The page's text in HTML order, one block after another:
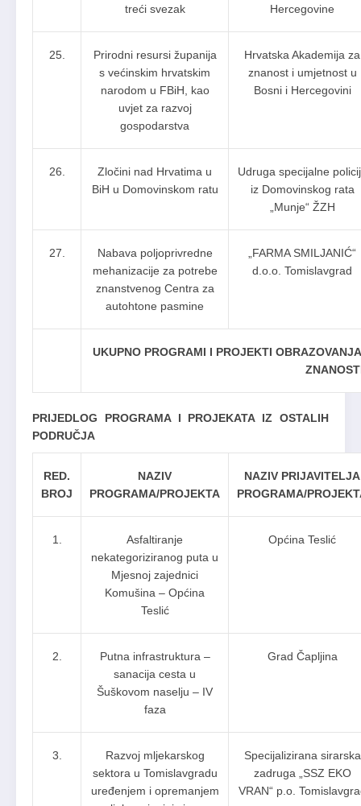
treći svezak
Hercegovine
25.
Prirodni resursi županija
s većinskim hrvatskim
narodom u FBiH, kao
uvjet za razvoj
gospodarstva
Hrvatska Akademija za
znanost i umjetnost u
Bosni i Hercegovini
26.
Zločini nad Hrvatima u
BiH u Domovinskom ratu
Udruga specijalne
iz Domovinskog rata
„Munje“ ŽZH
27.
Nabava poljoprivredne
mehanizacije za potrebe
znanstvenog Centra za
autohtone pasmine
„FARMA SMILJANIĆ“
d.o.o. Tomislavgrad
UKUPNO PROGRAMI I PROJEKTI
PRIJEDLOG PROGRAMA I PROJEKATA IZ OSTALIH
PODRUČJA
RED.
BROJ
NAZIV
PROGRAMA/PROJEKTA
NAZIV PRIJAVITELJA
PROGRAMA/
1.
Asfaltiranje
nekategoriziranog puta u
Mjesnoj zajednici
Komušina – Općina
Teslić
Općina Teslić
2.
Putna infrastruktura –
sanacija cesta u
Šuškovom naselju – IV
faza
Grad Čapljina
3.
Razvoj mljekarskog
sektora u Tomislavgradu
uređenjem i opremanjem
Specijalizirana sirarska
zadruga „SSZ EKO
VRAN“ p.o.